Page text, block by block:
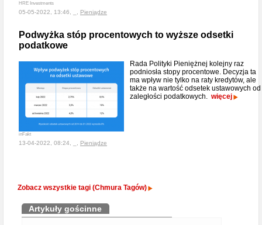
HRE Investments
05-05-2022, 13:46, _, Pieniądze
Podwyżka stóp procentowych to wyższe odsetki
podatkowe
inFakt
Rada Polityki Pieniężnej kolejny raz
podniosła stopy procentowe. Decyzja ta
ma wpływ nie tylko na raty kredytów, ale
także na wartość odsetek ustawowych od
zaległości podatkowych. więcej
13-04-2022, 08:24, _, Pieniądze
Zobacz wszystkie tagi (Chmura Tagów)
Artykuły gościnne